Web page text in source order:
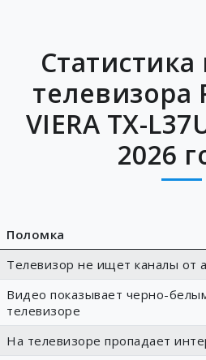
телевизора
VIERA TX-
2026
Поломка
Телевизор не ищет каналы от
Видео показывает черно-
телевизоре
На телевизоре пропадает